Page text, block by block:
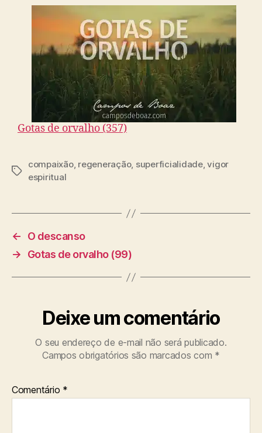
Gotas de orvalho (357)
T
compaixão, regeneração, superficialidade,vigor
espiritual
←
O descanso
→
Gotas de orvalho (99)
Deixe um comentário
O seu endereço de e-mail não será publicado.
Campos obrigatórios são marcados com *
Comentário *